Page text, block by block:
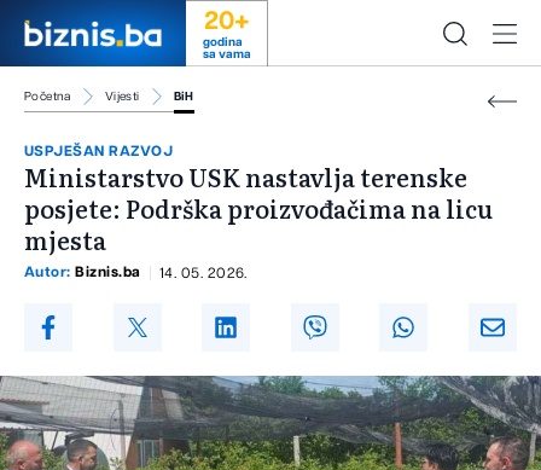
20+
godina
sa vama
Početna Vijesti BiH
USPJEŠAN RAZVOJ
Ministarstvo USK nastavlja terenske
posjete: Podrška proizvođačima na licu
mjesta
Autor: Biznis.ba 14. 05. 2026.